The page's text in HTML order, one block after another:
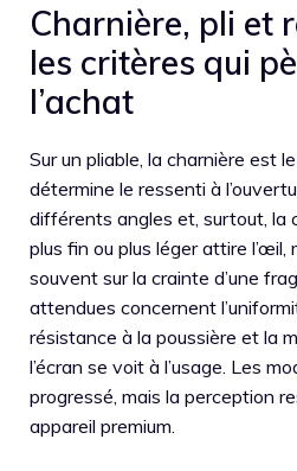
Charnière, pli et
les critères qui
l’achat
Sur un pliable, la charnière est
détermine le ressenti à
différents angles et, surtout, la
plus fin ou plus léger attire
souvent sur la crainte d’une
attendues concernent
résistance à la poussière et la
l’écran se voit à l’usage. Les
progressé, mais la perception
appareil premium.